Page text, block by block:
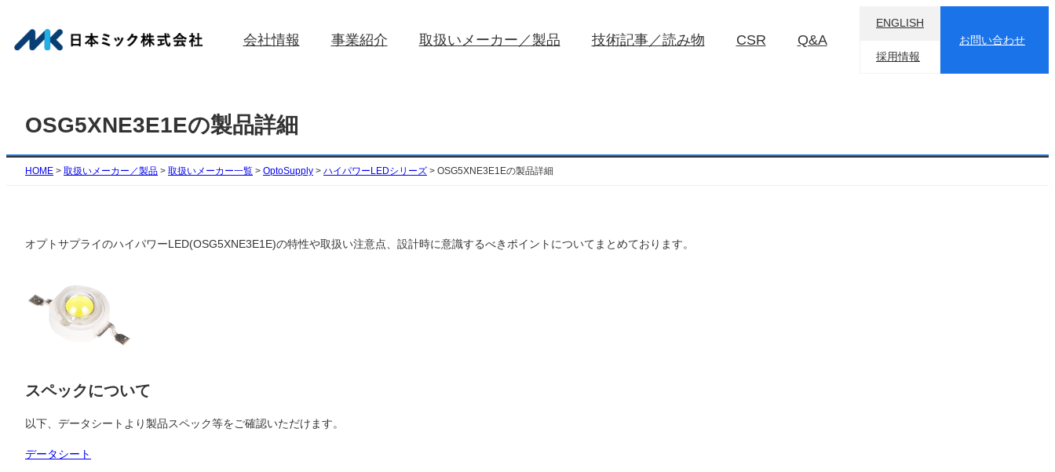
を
会社情報 事業紹介 取扱いメーカー／製品 技術記事／読み物 CSR Q&A
ENGLISH
採用情報
お問い合わせ
OSG5XNE3E1Eの製品詳細
HOME > 取扱いメーカー／製品 > 取扱いメーカー一覧 > OptoSupply > ハイパワーLEDシリーズ > OSG5XNE3E1Eの製品詳細
オプトサプライのハイパワーLED(OSG5XNE3E1E)の特性や取扱い注意点、設計時に意識するべきポイントについてまとめております。
スペックについて
以下、データシートより製品スペック等をご確認いただけます。
データシート